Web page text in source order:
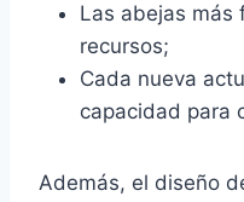
Las abejas más
recursos;
Cada nueva
capacidad para
Además, el diseño